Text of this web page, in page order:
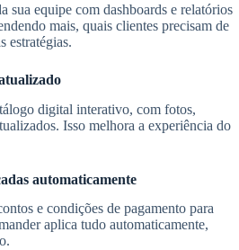
sua equipe com dashboards e relatórios
mais, quais clientes precisam de
estratégias.
digital interativo, com fotos,
Isso melhora a experiência do
automaticamente
e condições de pagamento para
aplica tudo automaticamente,